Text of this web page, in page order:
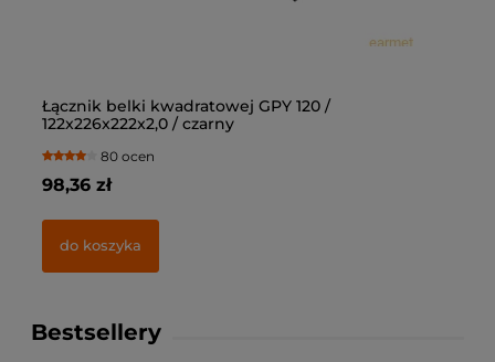
Łącznik belki kwadratowej GPY 120 /
122x226x222x2,0 / czarny
80 ocen
98,36 zł
do koszyka
Bestsellery